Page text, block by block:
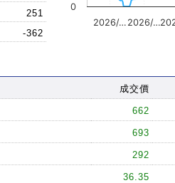
251
-362
2026/… 2026/…
0
成交價
662
693
292
36.35